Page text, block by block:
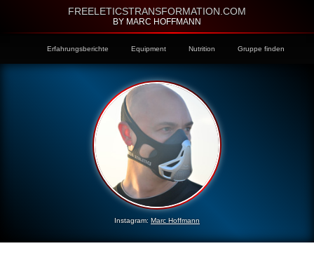
FREELETICSTRANSFORMATION.COM
BY MARC HOFFMANN
Erfahrungsberichte Equipment Nutrition Gruppe finden
Instagram: Marc Hoffmann